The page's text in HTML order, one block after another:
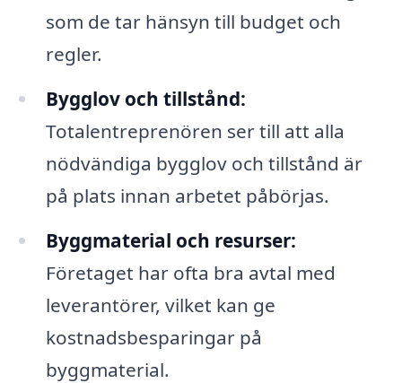
som de tar hänsyn till budget och
regler.
Bygglov och tillstånd:
Totalentreprenören ser till att alla
nödvändiga bygglov och tillstånd är
på plats innan arbetet påbörjas.
Byggmaterial och resurser:
Företaget har ofta bra avtal med
leverantörer, vilket kan ge
kostnadsbesparingar på
byggmaterial.